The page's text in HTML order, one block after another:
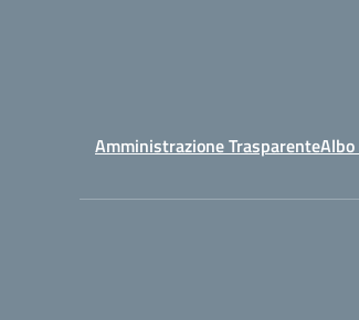
Amministrazione Trasparente